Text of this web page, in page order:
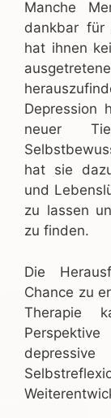
Manche
dankbar für
hat ihnen
Depression
neuer
hat sie
und
zu lassen
zu finden.
Die
Chance zu
Therapie